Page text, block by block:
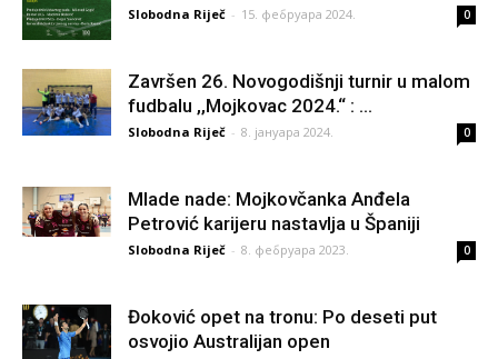
Slobodna Riječ - 15. фебруара 2024. 0
Završen 26. Novogodišnji turnir u malom
fudbalu ,,Mojkovac 2024.“ : ...
Slobodna Riječ - 8. јануара 2024. 0
Mlade nade: Mojkovčanka Anđela
Petrović karijeru nastavlja u Španiji
Slobodna Riječ - 8. фебруара 2023. 0
Đoković opet na tronu: Po deseti put
osvojio Australijan open